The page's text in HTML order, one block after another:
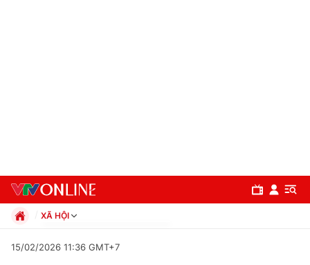
XÃ HỘI
Xã hội
15/02/2026 11:36 GMT+7